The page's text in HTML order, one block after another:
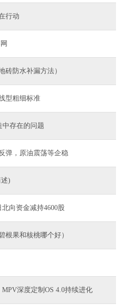
行动
砖防水补漏方法）
型粗细标准
中存在的问题
弹，原油震荡等企稳
)
向资金减持4600股
根果和核桃哪个好）
深度定制OS 4.0持续进化